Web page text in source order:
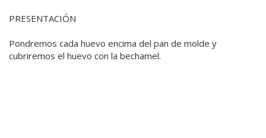
PRESENTACIÓN
Pondremos cada huevo encima del pan de molde y
cubriremos el huevo con la bechamel.